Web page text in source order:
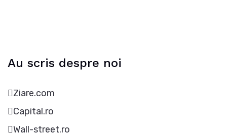
Au scris despre noi
Ziare.com
Capital.ro
Wall-street.ro